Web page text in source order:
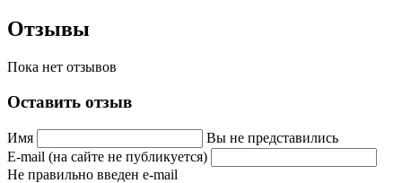
Отзывы
Пока нет отзывов
Оставить отзыв
Имя
Вы не представились
E-mail (на сайте не публикуется)
Не правильно введен e-mail